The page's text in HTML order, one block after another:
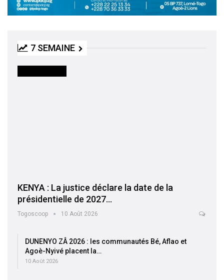
7 SEMAINE
KENYA : La justice déclare la date de la
présidentielle de 2027…
Togoscoop 10 Août 2026
DUNENYO ZÂ 2026 : les communautés Bé, Aflao et
Agoè-Nyivé placent la…
10 Août 2026